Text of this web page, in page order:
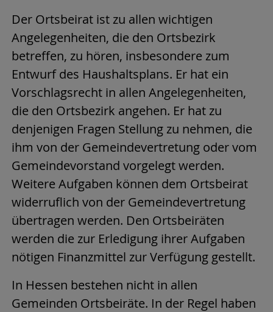
Der Ortsbeirat ist zu allen wichtigen
Angelegenheiten, die den Ortsbezirk
betreffen, zu hören, insbesondere zum
Entwurf des Haushaltsplans. Er hat ein
Vorschlagsrecht in allen Angelegenheiten,
die den Ortsbezirk angehen. Er hat zu
denjenigen Fragen Stellung zu nehmen, die
ihm von der Gemeindevertretung oder vom
Gemeindevorstand vorgelegt werden.
Weitere Aufgaben können dem Ortsbeirat
widerruflich von der Gemeindevertretung
übertragen werden. Den Ortsbeiräten
werden die zur Erledigung ihrer Aufgaben
nötigen Finanzmittel zur Verfügung gestellt.
In Hessen bestehen nicht in allen
Gemeinden Ortsbeiräte. In der Regel haben